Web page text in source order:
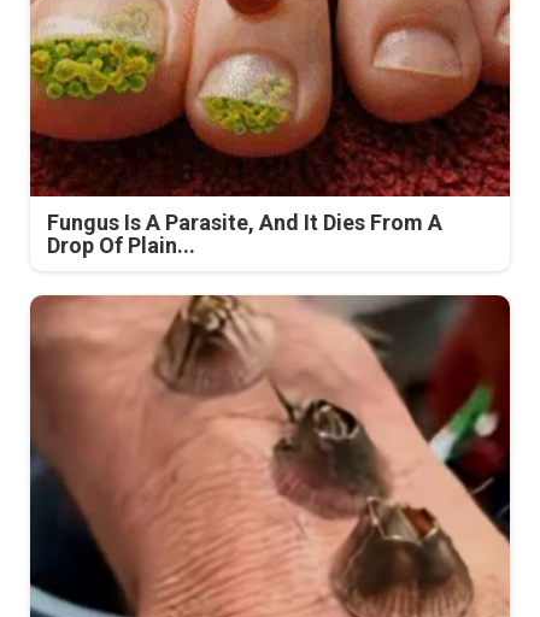
Fungus Is A Parasite, And It Dies From A
Drop Of Plain...